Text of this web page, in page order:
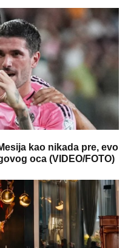
kao nikada pre, evo
oca (VIDEO/FOTO)